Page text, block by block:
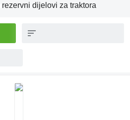
dijelovi za traktora